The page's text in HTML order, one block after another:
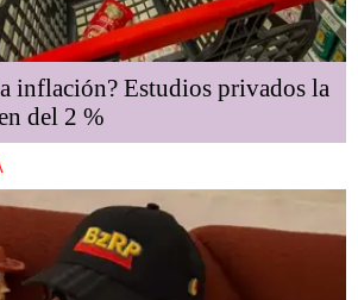
inflación? Estudios privados la
del 2 %